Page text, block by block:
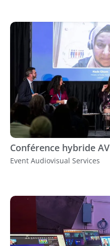
Conférence hybride AV
Event Audiovisual Services